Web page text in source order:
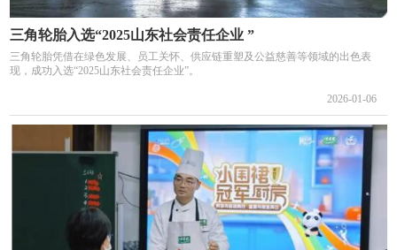
三角轮胎入选“2025山东社会责任企业 ”
三角轮胎凭借在绿色发展、员工关怀、供应链重塑及公益慈善等领域的出色表
现，成功入选“2025山东社会责任企业”。
2026-01-06